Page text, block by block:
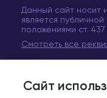
Сайт
Данный сайт носит
является
положениями ст.
Смотреть все
© Сеть медицинских